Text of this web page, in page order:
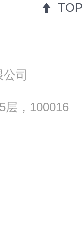
TOP
司
层，100016